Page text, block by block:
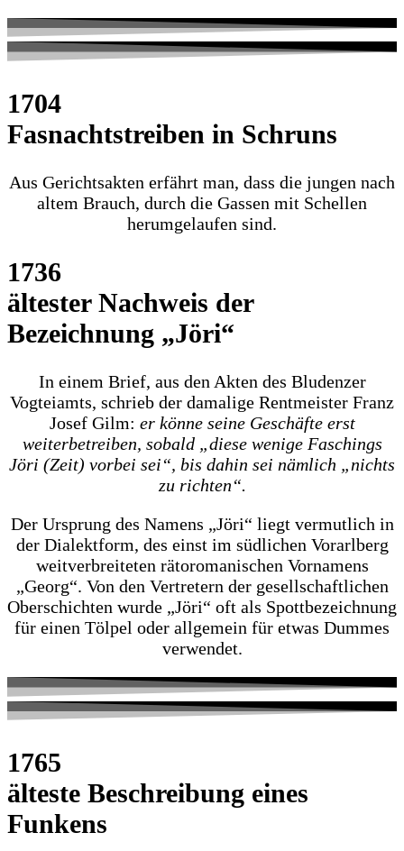
1704
Fasnachtstreiben in Schruns
Aus Gerichtsakten erfährt man, dass die jungen nach
altem Brauch, durch die Gassen mit Schellen
herumgelaufen sind.
1736
ältester Nachweis der
Bezeichnung „Jöri“
In einem Brief, aus den Akten des Bludenzer
Vogteiamts, schrieb der damalige Rentmeister Franz
Josef Gilm: er könne seine Geschäfte erst
weiterbetreiben, sobald „diese wenige Faschings
Jöri (Zeit) vorbei sei“, bis dahin sei nämlich „nichts
zu richten“.
Der Ursprung des Namens „Jöri“ liegt vermutlich in
der Dialektform, des einst im südlichen Vorarlberg
weitverbreiteten rätoromanischen Vornamens
„Georg“. Von den Vertretern der gesellschaftlichen
Oberschichten wurde „Jöri“ oft als Spottbezeichnung
für einen Tölpel oder allgemein für etwas Dummes
verwendet.
1765
älteste Beschreibung eines
Funkens